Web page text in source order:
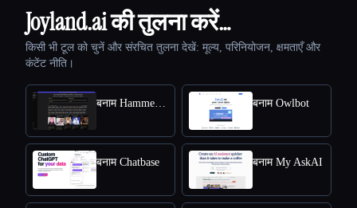
Joyland.ai की तुलना करें…
किसी भी टूल को चुनें और संरचित तुलना देखें: मूल्य, परिनियोजन, क्षमताएँ और
कंटेंट नीति।
बनाम HammerAI बनाम Owlbot
बनाम Chatbase बनाम My AskAI